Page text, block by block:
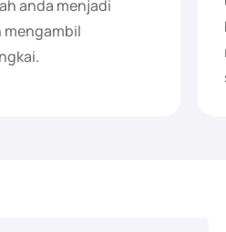
anda menjadi